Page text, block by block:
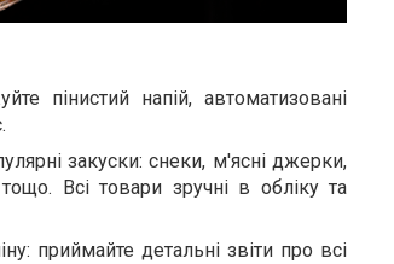
пінистий напій, автоматизовані
закуски: снеки, м'ясні джерки,
Всі товари зручні в обліку та
приймайте детальні звіти про всі